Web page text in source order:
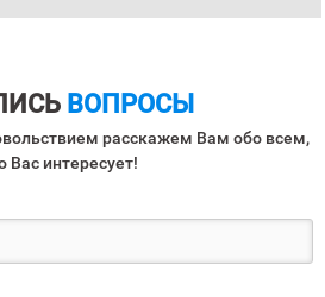
ВОПРОСЫ
расскажем Вам обо всем,
Вас интересует!